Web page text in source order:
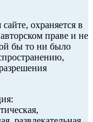
охраняется в
праве и не
бы то ни было